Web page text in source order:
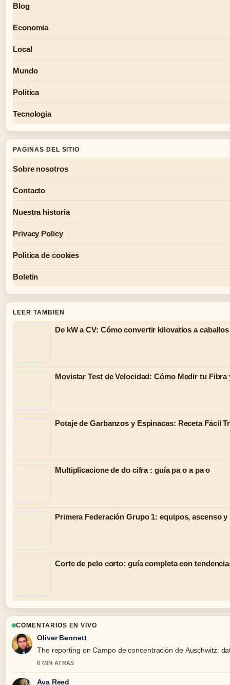
Blog
Economia
Local
Mundo
Politica
Tecnologia
PAGINAS DEL SITIO
Sobre nosotros
Contacto
Nuestra historia
Privacy Policy
Politica de cookies
Boletin
LEER TAMBIEN
De kW a CV: Cómo convertir kilovatios a
Movistar Test de Velocidad: Cómo Medir tu Fibra
Potaje de Garbanzos y Espinacas: Receta Fácil
Multiplicacione de do cifra : guía pa o a pa o
Primera Federación Grupo 1: equipos, ascenso y
Corte de pelo corto: guía completa con
COMENTARIOS EN VIVO
Oliver Bennett
The reporting on Campo de concentración de Auschwitz:
6 MIN ATRAS
Ava Reed